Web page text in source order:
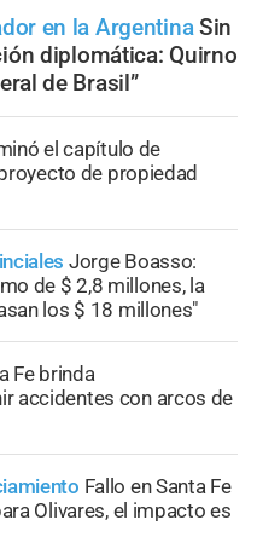
en la Argentina Sin
diplomática: Quirno
de Brasil”
el capítulo de
de propiedad
Jorge Boasso:
de $ 2,8 millones, la
los $ 18 millones"
Fe brinda
accidentes con arcos de
Fallo en Santa Fe
Olivares, el impacto es